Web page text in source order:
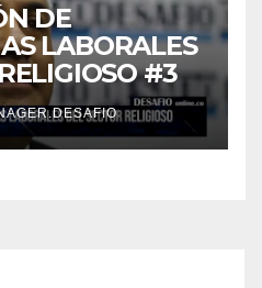
DE
LABORALES
#3